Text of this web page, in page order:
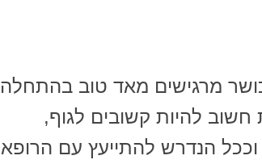
מרגישים מאד טוב בהתחלה
להיות קשובים לגוף,
הנדרש להתייעץ עם הרופא